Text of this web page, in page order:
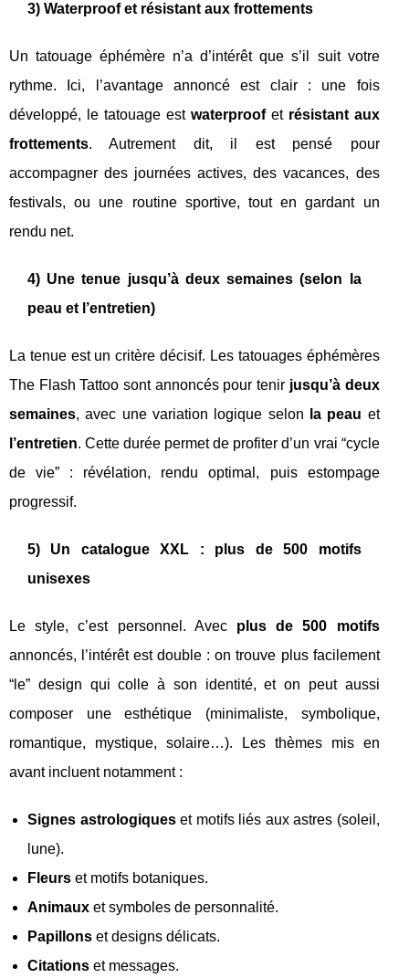
3) Waterproof et résistant aux frottements
Un tatouage éphémère n’a d’intérêt que s’il suit votre
rythme. Ici, l’avantage annoncé est clair : une fois
développé, le tatouage est waterproofet résistant aux
frottements. Autrement dit, il est pensé pour
accompagner des journées actives, des vacances, des
festivals, ou une routine sportive, tout en gardant un
rendu net.
4) Une tenue jusqu’à deux semaines (selon la
peau et l’entretien)
La tenue est un critère décisif. Les tatouages éphémères
The Flash Tattoo sont annoncés pour tenir jusqu’à deux
semaines, avec une variation logique selon la peau et
l’entretien. Cette durée permet de profiter d’un vrai “cycle
de vie” : révélation, rendu optimal, puis estompage
progressif.
5) Un catalogue XXL : plus de 500 motifs
unisexes
Le style, c’est personnel. Avec plus de 500 motifs
annoncés, l’intérêt est double : on trouve plus facilement
“le” design qui colle à son identité, et on peut aussi
composer une esthétique (minimaliste, symbolique,
romantique, mystique, solaire…). Les thèmes mis en
avant incluent notamment :
Signes astrologiqueset motifs liés aux astres (soleil,
lune).
Fleurs et motifs botaniques.
Animaux et symboles de personnalité.
Papillons et designs délicats.
Citations et messages.